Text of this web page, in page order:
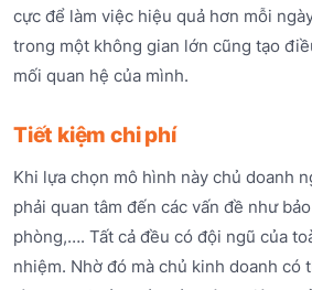
cực để làm việc hiệu quả hơn mỗi
trong một không gian lớn cũng tạo
mối quan hệ của mình.
Tiết kiệm chi phí
Khi lựa chọn mô hình này chủ doanh
phải quan tâm đến các vấn đề như
phòng,…. Tất cả đều có đội ngũ của
nhiệm. Nhờ đó mà chủ kinh doanh có